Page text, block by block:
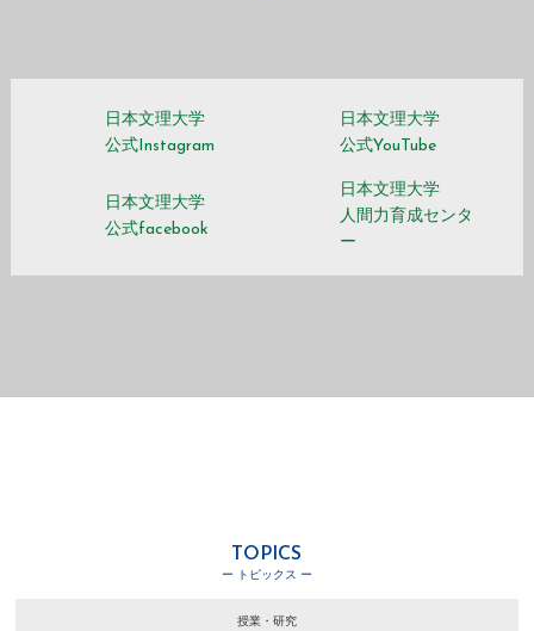
日本文理大学
公式Instagram
日本文理大学
公式YouTube
日本文理大学
公式facebook
日本文理大学
人間力育成センタ
ー
TOPICS
ー トピックス ー
授業・研究